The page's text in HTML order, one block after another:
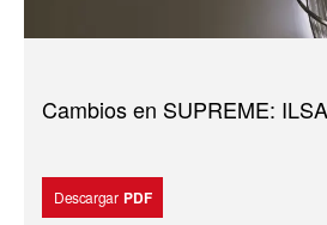
Cambios en SUPREME:
Descargar PDF